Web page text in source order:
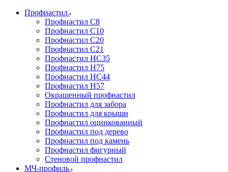
Профнастил
Профнастил С8
Профнастил С10
Профнастил С20
Профнастил С21
Профнастил НС35
Профнастил Н75
Профнастил HC44
Профнастил Н57
Окрашенный профнастил
Профнастил для забора
Профнастил для крыши
Профнастил оцинкованный
Профнастил под дерево
Профнастил под камень
Профнастил фигурный
Стеновой профнастил
МЧ-профиль